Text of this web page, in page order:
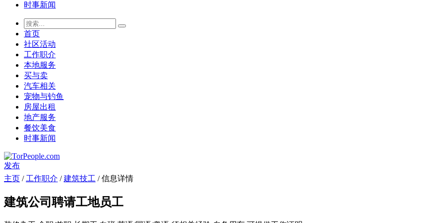
时事新闻
首页
社区活动
工作职介
本地服务
买与卖
汽车相关
宠物与钓鱼
房屋出租
地产服务
餐饮美食
时事新闻
发布
主页 /工作职介 /建筑技工 / 信息详情
建筑公司聘请工地员工